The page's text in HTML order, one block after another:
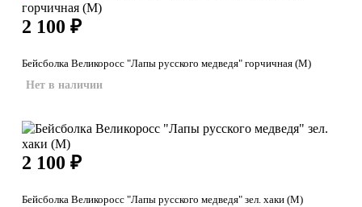
2 100 ₽
Бейсболка Великоросс "Лапы русского медведя" горчичная (М)
Нет в наличии
2 100 ₽
Бейсболка Великоросс "Лапы русского медведя" зел. хаки (М)